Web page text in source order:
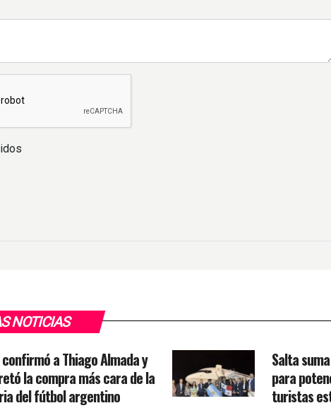
NOTICIAS
a Thiago Almada y
la compra más cara de la
del fútbol argentino
Salta
para
turistas